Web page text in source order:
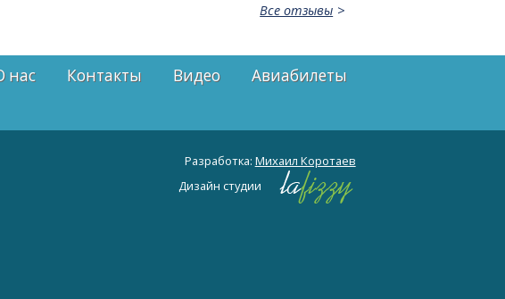
Все отзывы
нас Контакты Видео
Авиабилеты
Разработка: Михаил Коротаев
Дизайн студии